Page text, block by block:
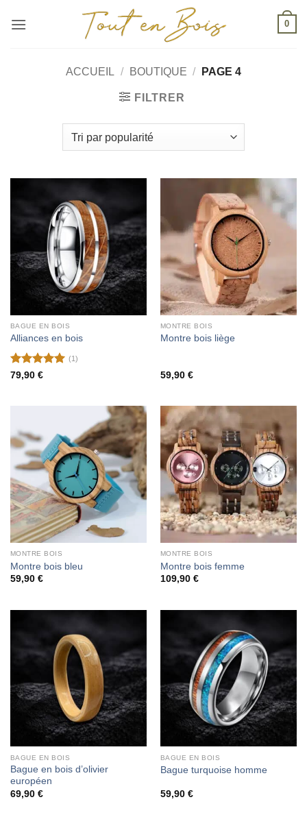
0
ACCUEIL / BOUTIQUE / PAGE 4
FILTRER
BAGUE EN BOIS
Alliances en bois
Note 5sur
(1)
79,90 €
MONTRE BOIS
Montre bois liège
59,90 €
MONTRE BOIS
Montre bois bleu
59,90 €
MONTRE BOIS
Montre bois femme
109,90 €
BAGUE EN BOIS
Bague en bois d’olivier
européen
69,90 €
BAGUE EN BOIS
Bague turquoise homme
59,90 €